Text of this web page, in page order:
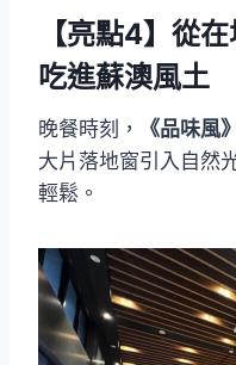
【亮點4】從
吃進蘇澳風土
晚餐時刻， 《品味風》
大片落地窗引入自然
輕鬆。